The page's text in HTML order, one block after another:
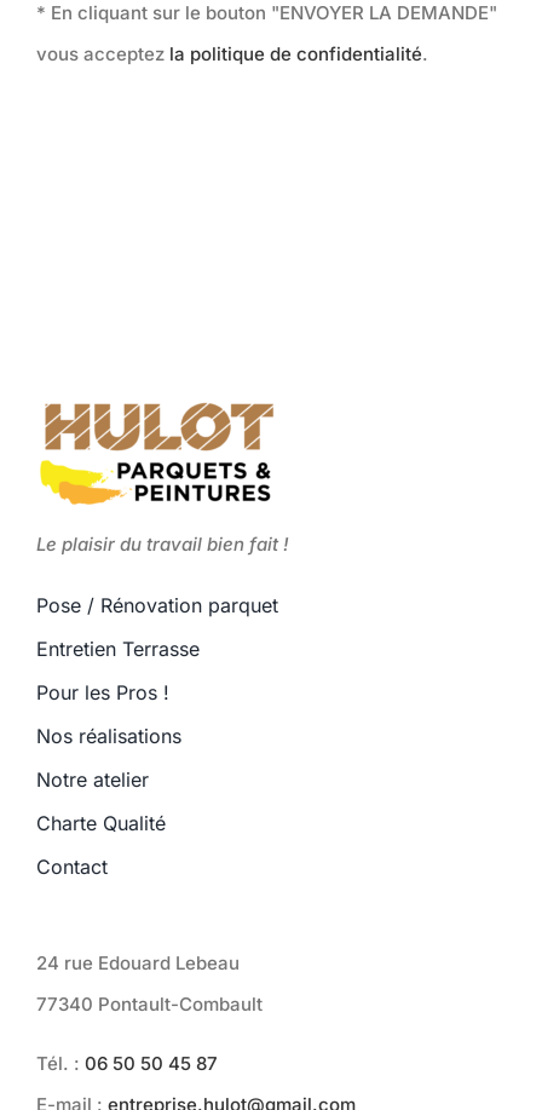
* En cliquant sur le bouton "ENVOYER LA DEMANDE"
vous acceptez la politique de confidentialité.
Le plaisir du travail bien fait !
Pose / Rénovation parquet
Entretien Terrasse
Pour les Pros !
Nos réalisations
Notre atelier
Charte Qualité
Contact
24 rue Edouard Lebeau
77340 Pontault-Combault
Tél. : 06 50 50 45 87
E-mail : entreprise.hulot@gmail.com